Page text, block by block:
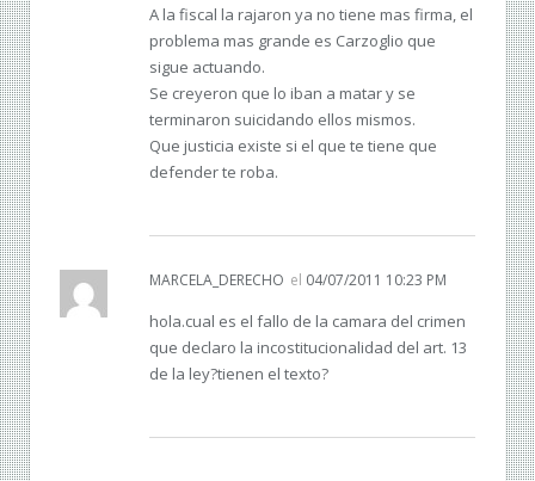
A la fiscal la rajaron ya no tiene mas firma, el
problema mas grande es Carzoglio que
sigue actuando.
Se creyeron que lo iban a matar y se
terminaron suicidando ellos mismos.
Que justicia existe si el que te tiene que
defender te roba.
MARCELA_DERECHO el 04/07/2011 10:23 PM
hola.cual es el fallo de la camara del crimen
que declaro la incostitucionalidad del art. 13
de la ley?tienen el texto?